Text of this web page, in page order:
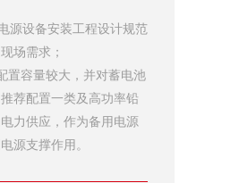
源设备安装工程设计规范
场需求；
置容量较大，并对蓄电池
荐配置一类及高功率铅
力供应，作为备用电源
源支撑作用。